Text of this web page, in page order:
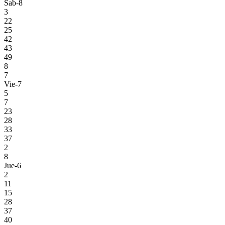
Sab-8
3
22
25
42
43
49
8
7
Vie-7
5
7
23
28
33
37
2
8
Jue-6
2
11
15
28
37
40